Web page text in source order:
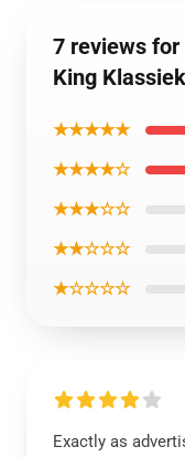
7 reviews for
King
★★★★★
★★★★☆
★★★☆☆
★★☆☆☆
★☆☆☆☆
Exactly as